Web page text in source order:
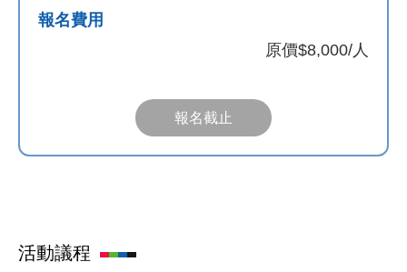
報名費用
原價$8,000/人
報名截止
活動議程